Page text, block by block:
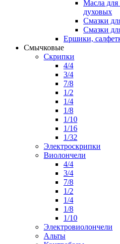
Масла
духовых
Смазки
Смазки
Ершики,
Смычковые
Скрипки
4/4
3/4
7/8
1/2
1/4
1/8
1/10
1/16
1/32
Электроскрипки
Виолончели
4/4
3/4
7/8
1/2
1/4
1/8
1/10
Электровиолончели
Альты